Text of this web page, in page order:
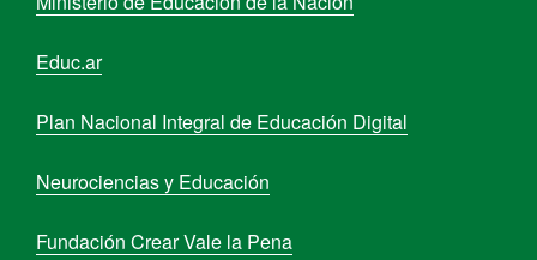
Educ.ar
Plan Nacional Integral de Educación Digital
Neurociencias y Educación
Fundación Crear Vale la Pena